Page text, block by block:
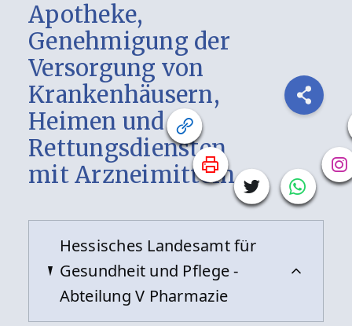
Apotheke,
Genehmigung der
Versorgung von
Krankenhäusern,
Heimen und
Rettungsdiensten
mit Arzneimitteln
Hessisches Landesamt für
Gesundheit und Pflege -
Abteilung V Pharmazie